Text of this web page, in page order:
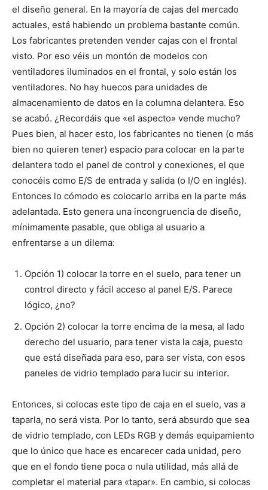
el diseño general. En la mayoría de cajas del mercado
actuales, está habiendo un problema bastante común.
Los fabricantes pretenden vender cajas con el frontal
visto. Por eso véis un montón de modelos con
ventiladores iluminados en el frontal, y solo están los
ventiladores. No hay huecos para unidades de
almacenamiento de datos en la columna delantera. Eso
se acabó. ¿Recordáis que «el aspecto» vende mucho?
Pues bien, al hacer esto, los fabricantes no tienen (o más
bien no quieren tener) espacio para colocar en la parte
delantera todo el panel de control y conexiones, el que
conocéis como E/S de entrada y salida (o I/O en inglés).
Entonces lo cómodo es colocarlo arriba en la parte más
adelantada. Esto genera una incongruencia de diseño,
mínimamente pasable, que obliga al usuario a
enfrentarse a un dilema:
Opción 1) colocar la torre en el suelo, para tener un
control directo y fácil acceso al panel E/S. Parece
lógico, ¿no?
Opción 2) colocar la torre encima de la mesa, al lado
derecho del usuario, para tener vista la caja, puesto
que está diseñada para eso, para ser vista, con esos
paneles de vidrio templado para lucir su interior.
Entonces, si colocas este tipo de caja en el suelo, vas a
taparla, no será vista. Por lo tanto, será absurdo que sea
de vidrio templado, con LEDs RGB y demás equipamiento
que lo único que hace es encarecer cada unidad, pero
que en el fondo tiene poca o nula utilidad, más allá de
completar el material para «tapar». En cambio, si colocas